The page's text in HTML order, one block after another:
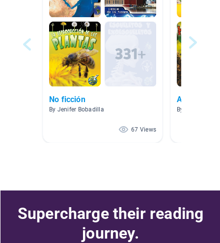
No ficción
By Jenifer Bobadilla
67 Views
Animales
By Kylie Jager
Supercharge their reading
journey.